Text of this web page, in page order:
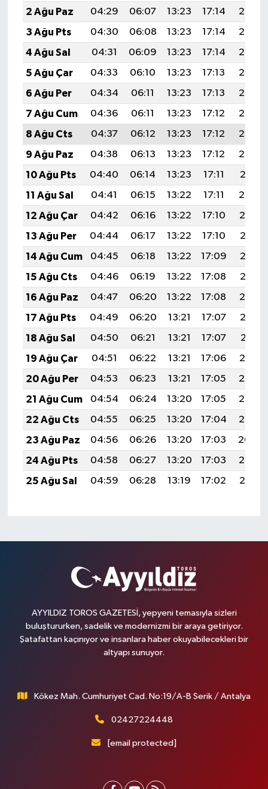
2 Ağu Paz 04:29 06:07 13:23 17:14
20:30
3 Ağu Pts
04:30 06:08 13:23 17:14
20:29
4 Ağu Sal
04:31 06:09 13:23 17:14
20:28
5 Ağu Çar
04:33 06:10 13:23 17:13
20:27
6 Ağu Per
04:34 06:11 13:23 17:13
20:26
7 Ağu Cum
04:36 06:11 13:23 17:12
20:25
8 Ağu Cts
04:37 06:12 13:23 17:12
20:23
9 Ağu Paz
04:38 06:13 13:23 17:12
20:22
10 Ağu Pts
04:40 06:14 13:23 17:11
20:21
11 Ağu Sal
04:41 06:15 13:22 17:11
20:20
12 Ağu Çar
04:42 06:16 13:22 17:10
20:19
13 Ağu Per
04:44 06:17 13:22 17:10
20:17
14 Ağu Cum
04:45 06:18 13:22 17:09
20:16
15 Ağu Cts
04:46 06:19 13:22 17:08
20:15
16 Ağu Paz
04:47 06:20 13:22 17:08
20:14
17 Ağu Pts
04:49 06:20 13:21 17:07
20:12
18 Ağu Sal
04:50 06:21 13:21 17:07
20:11
19 Ağu Çar
04:51 06:22 13:21 17:06
20:10
20 Ağu Per
04:53 06:23 13:21 17:05
20:08
21 Ağu Cum
04:54 06:24 13:20 17:05
20:07
22 Ağu Cts
04:55 06:25 13:20 17:04
20:05
23 Ağu Paz
04:56 06:26 13:20 17:03
20:04
24 Ağu Pts
04:58 06:27 13:20 17:03
20:03
25 Ağu Sal
04:59 06:28 13:19 17:02 20:01
AYYILDIZ TOROS GAZETESİ, yepyeni temasıyla sizleri
buluştururken, sadelik ve modernizmi bir araya getiriyor.
Şatafattan kaçınıyor ve insanlara haber okuyabilecekleri bir
altyapı sunuyor.
Kökez Mah. Cumhuriyet Cad. No:19/A-B Serik / Antalya
02427224448
[email protected]